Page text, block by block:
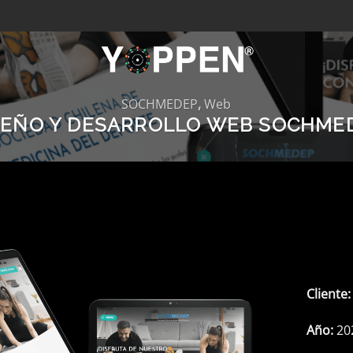
SOCHMEDEP,Web
Y DESARROLLO WEB
Cliente:
Año: